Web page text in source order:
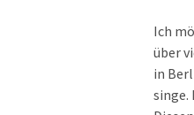
Ich
über
in
singe.